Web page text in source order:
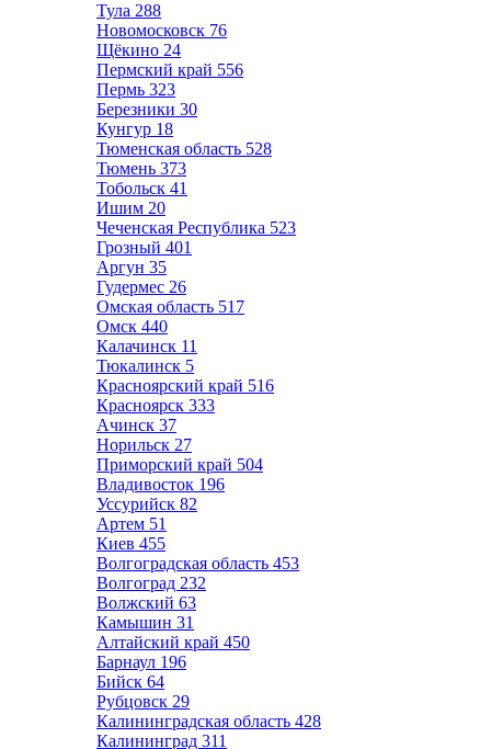
Тула 288
Новомосковск 76
Щёкино 24
Пермский край 556
Пермь 323
Березники 30
Кунгур 18
Тюменская область 528
Тюмень 373
Тобольск 41
Ишим 20
Чеченская Республика 523
Грозный 401
Аргун 35
Гудермес 26
Омская область 517
Омск 440
Калачинск 11
Тюкалинск 5
Красноярский край 516
Красноярск 333
Ачинск 37
Норильск 27
Приморский край 504
Владивосток 196
Уссурийск 82
Артем 51
Киев 455
Волгоградская область 453
Волгоград 232
Волжский 63
Камышин 31
Алтайский край 450
Барнаул 196
Бийск 64
Рубцовск 29
Калининградская область 428
Калининград 311